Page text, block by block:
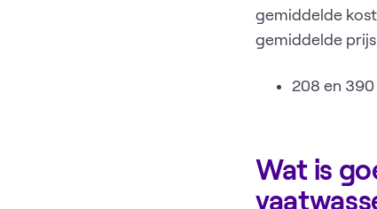
gemiddelde
gemiddelde
208 en
Wat is